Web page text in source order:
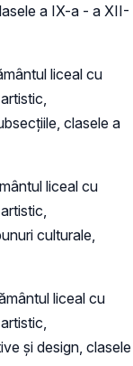
a IX-a - a XII-
liceal cu
clasele a
liceal cu
culturale,
liceal cu
și design, clasele